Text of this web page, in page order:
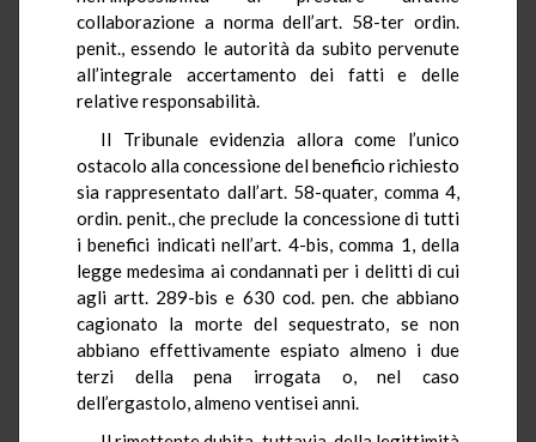
collaborazione a norma dell’art. 58-ter ordin.
penit., essendo le autorità da subito pervenute
all’integrale accertamento dei fatti e delle
relative responsabilità.
Il Tribunale evidenzia allora come l’unico
ostacolo alla concessione del beneficio richiesto
sia rappresentato dall’art. 58-quater, comma 4,
ordin. penit., che preclude la concessione di tutti
i benefici indicati nell’art. 4-bis, comma 1, della
legge medesima ai condannati per i delitti di cui
agli artt. 289-bis e 630 cod. pen. che abbiano
cagionato la morte del sequestrato, se non
abbiano effettivamente espiato almeno i due
terzi della pena irrogata o, nel caso
dell’ergastolo, almeno ventisei anni.